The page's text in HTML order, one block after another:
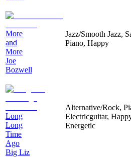
More
and
More
Joe
Bozwell
Jazz/Smooth Jazz,
Piano, Happy
Long
Long
Time
Ago
Big Liz
Alternative/Rock,
Electricguitar,
Energetic